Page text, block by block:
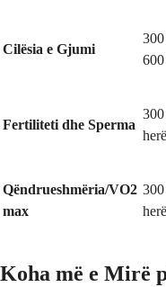
Cilësia e Gjumi
Fertiliteti dhe Sperma
Qëndrueshmëria/VO2
max
Koha më e Mirë